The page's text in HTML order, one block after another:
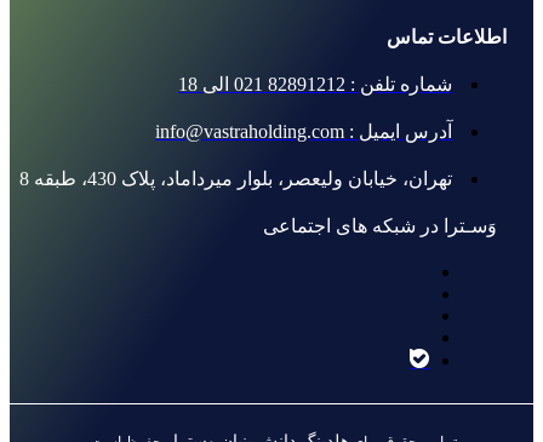
اطلاعات تماس
شماره تلفن : 82891212 021 الی 18
آدرس ایمیل : info@vastraholding.com
تهران، خیابان ولیعصر، بلوار میرداماد، پلاک 430، طبقه 8
وَسـترا در شبکه های اجتماعی